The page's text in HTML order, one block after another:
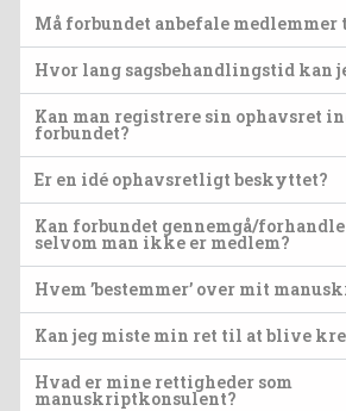
Må forbundet anbefale
Hvor lang sagsbehandlingstid kan
Kan man registrere sin ophavsret
forbundet?
Er en idé ophavsretligt beskyttet?
Kan forbundet gennemgå/
selvom man ikke er medlem?
Hvem ’bestemmer’ over mit
Kan jeg miste min ret til at blive
Hvad er mine rettigheder som
manuskriptkonsulent?